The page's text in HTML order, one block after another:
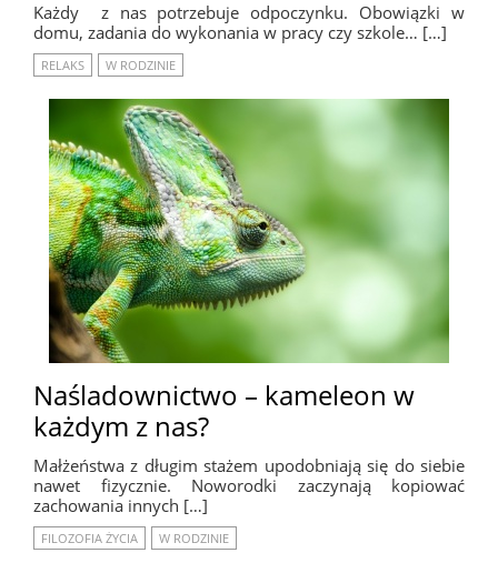
Każdy z nas potrzebuje odpoczynku. Obowiązki w
domu, zadania do wykonania w pracy czy szkole… […]
RELAKS W RODZINIE
Naśladownictwo – kameleon w
każdym z nas?
Małżeństwa z długim stażem upodobniają się do siebie
nawet fizycznie. Noworodki zaczynają kopiować
zachowania innych […]
FILOZOFIA ŻYCIA W RODZINIE